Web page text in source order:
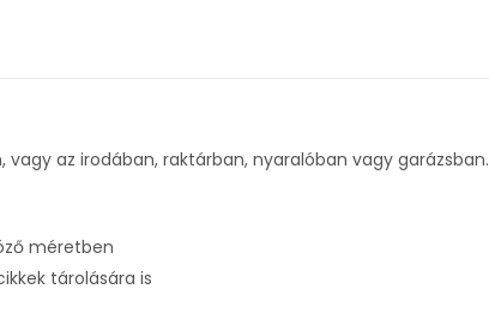
az irodában, raktárban, nyaralóban vagy garázsban.
méretben
tárolására is